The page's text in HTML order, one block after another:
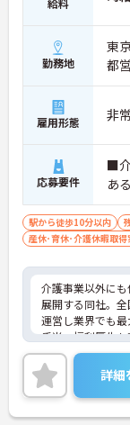
給料
勤務地
東
都
雇用形態 非
応募要件
■
あ
駅から徒歩10分以内
産休･育休･介護休暇取得
介護事業以外に
展開する同社。
運営し業界でも
手当、福利厚生
ていただける環
策ポイントなど、
でお気軽にご相
詳細